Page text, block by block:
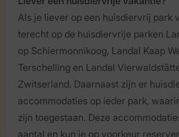
Als je liever op een huisdiervrij park
terecht op de huisdiervrije parken
op Schiermonnikoog, Landal Kaap
Terschelling en Landal
Zwitserland. Daarnaast zijn er
accommodaties op ieder park,
zijn toegestaan. Deze
aantal en kun je op voorkeur